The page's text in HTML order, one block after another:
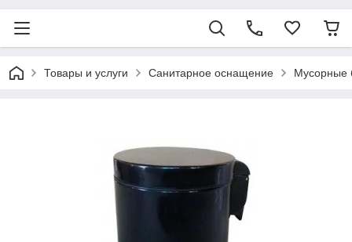
Товары и услуги Санитарное оснащение Мусорные